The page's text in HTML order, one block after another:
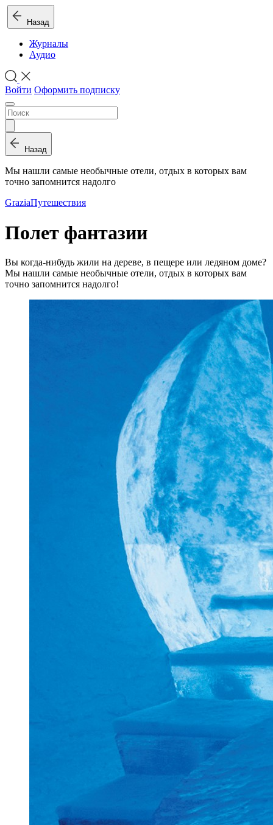
Назад
Журналы
Аудио
Войти Оформить подписку
Назад
Мы нашли самые необычные отели, отдых в которых вам
точно запомнится надолго
GraziaПутешествия
Полет фантазии
Вы когда-нибудь жили на дереве, в пещере или ледяном доме?
Мы нашли самые необычные отели, отдых в которых вам
точно запомнится надолго!